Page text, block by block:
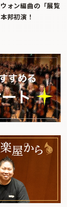
ォン編曲の「展覧
邦初演！